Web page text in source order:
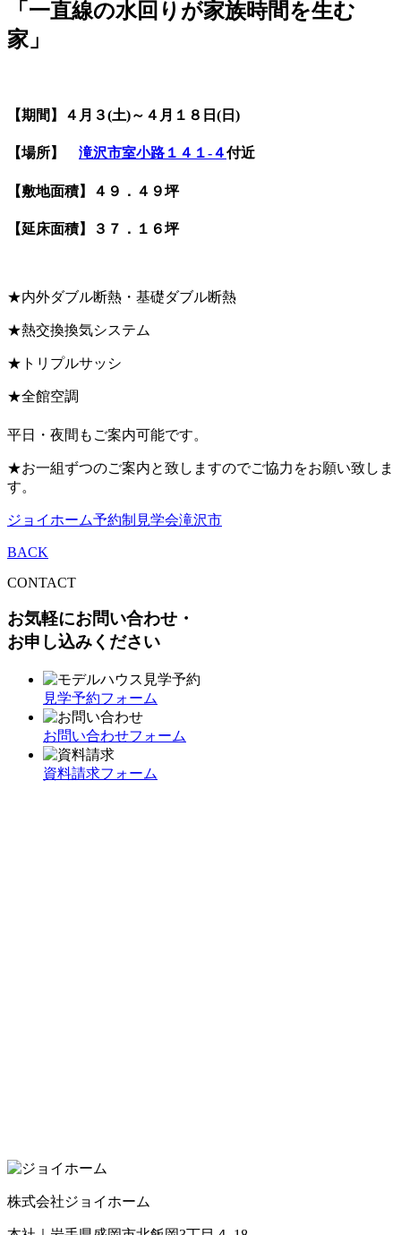
「一直線の水回りが家族時間を生む
家」
【期間】４月３(土)～４月１８日(日)
【場所】 滝沢市室小路１４１-４付近
【敷地面積】４９．４９坪
【延床面積】３７．１６坪
★内外ダブル断熱・基礎ダブル断熱
★熱交換換気システム
★トリプルサッシ
★全館空調
平日・夜間もご案内可能です。
★お一組ずつのご案内と致しますのでご協力をお願い致しま
す。
ジョイホーム予約制見学会滝沢市
BACK
CONTACT
お気軽にお問い合わせ・
お申し込みください
見学予約フォーム
お問い合わせフォーム
資料請求フォーム
株式会社ジョイホーム